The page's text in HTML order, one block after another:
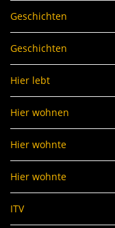
Geschichten
Geschichten
Hier lebt
Hier wohnen
Hier wohnte
Hier wohnte
ITV